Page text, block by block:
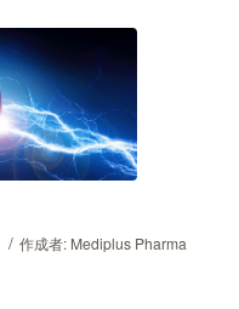
/ 作成者: Mediplus Pharma